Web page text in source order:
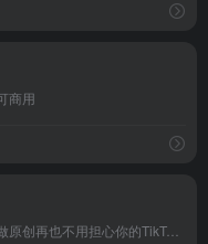
商用
视频素材，也有无版权的音乐，做原创再也不用担心你的TikTok 视频因为侵权而下架或者消音。